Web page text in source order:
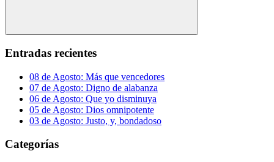
Buscar
Entradas recientes
08 de Agosto: Más que vencedores
07 de Agosto: Digno de alabanza
06 de Agosto: Que yo disminuya
05 de Agosto: Dios omnipotente
03 de Agosto: Justo, y, bondadoso
Categorías